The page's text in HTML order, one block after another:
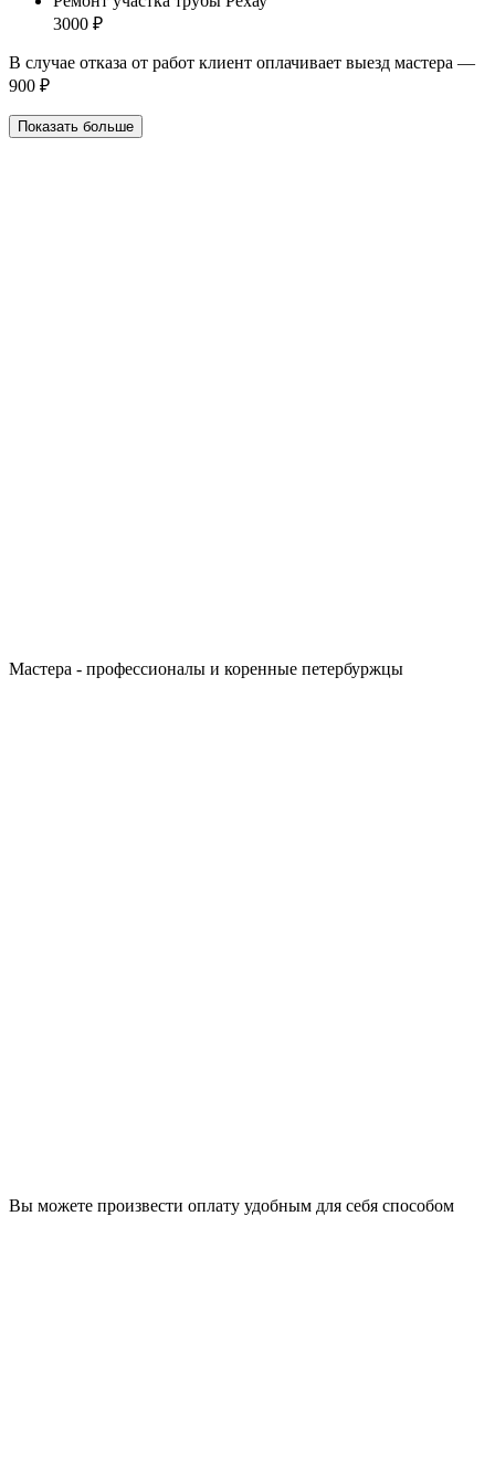
3000 ₽
В случае отказа от работ клиент оплачивает выезд мастера —
900 ₽
Показать больше
Мастера - профессионалы и коренные петербуржцы
Вы можете произвести оплату удобным для себя способом